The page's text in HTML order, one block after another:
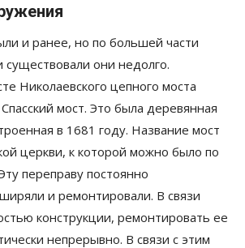
и ранее, но по большей части
они недолго.
Николаевского цепного моста
мост. Это была деревянная
в 1681 году. Название мост
церкви, к которой можно было по
переправу постоянно
и ремонтировали. В связи
конструкции, ремонтировать ее
непрерывно. В связи с этим